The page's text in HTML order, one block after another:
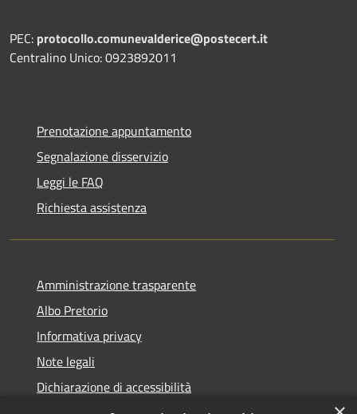
PEC: protocollo.comunevalderice@postecert.it
Centralino Unico: 0923892011
Prenotazione appuntamento
Segnalazione disservizio
Leggi le FAQ
Richiesta assistenza
Amministrazione trasparente
Albo Pretorio
Informativa privacy
Note legali
Dichiarazione di accessibilità